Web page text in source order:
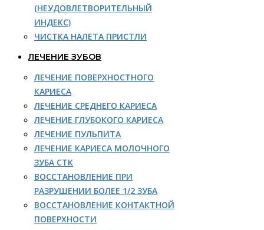
(НЕУДОВЛЕТВОРИТЕЛЬНЫЙ
ИНДЕКС)
ЧИСТКА НАЛЕТА ПРИСТЛИ
ЛЕЧЕНИЕ ЗУБОВ
ЛЕЧЕНИЕ ПОВЕРХНОСТНОГО
КАРИЕСА
ЛЕЧЕНИЕ СРЕДНЕГО КАРИЕСА
ЛЕЧЕНИЕ ГЛУБОКОГО КАРИЕСА
ЛЕЧЕНИЕ ПУЛЬПИТА
ЛЕЧЕНИЕ КАРИЕСА МОЛОЧНОГО
ЗУБА СТК
ВОССТАНОВЛЕНИЕ ПРИ
РАЗРУШЕНИИ БОЛЕЕ 1/2 ЗУБА
ВОССТАНОВЛЕНИЕ КОНТАКТНОЙ
ПОВЕРХНОСТИ